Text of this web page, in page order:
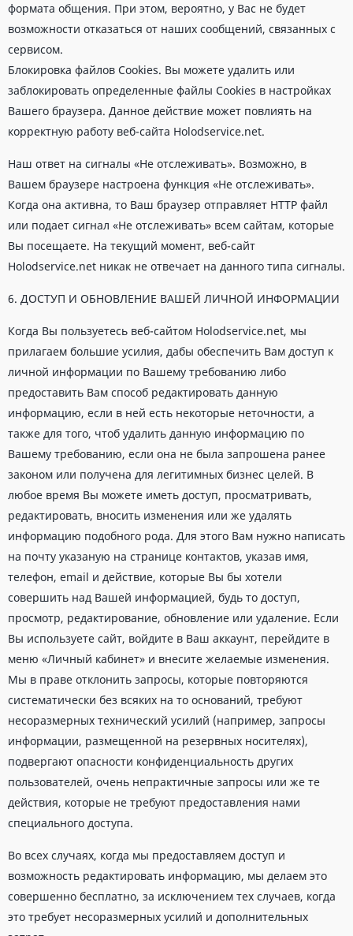
формата общения. При этом, вероятно, у Вас не будет
возможности отказаться от наших сообщений, связанных с
сервисом.
Блокировка файлов Cookies. Вы можете удалить или
заблокировать определенные файлы Cookies в настройках
Вашего браузера. Данное действие может повлиять на
корректную работу веб-сайта Holodservice.net.
Наш ответ на сигналы «Не отслеживать». Возможно, в
Вашем браузере настроена функция «Не отслеживать».
Когда она активна, то Ваш браузер отправляет HTTP файл
или подает сигнал «Не отслеживать» всем сайтам, которые
Вы посещаете. На текущий момент, веб-сайт
Holodservice.net никак не отвечает на данного типа сигналы.
6. ДОСТУП И ОБНОВЛЕНИЕ ВАШЕЙ ЛИЧНОЙ ИНФОРМАЦИИ
Когда Вы пользуетесь веб-сайтом Holodservice.net, мы
прилагаем большие усилия, дабы обеспечить Вам доступ к
личной информации по Вашему требованию либо
предоставить Вам способ редактировать данную
информацию, если в ней есть некоторые неточности, а
также для того, чтоб удалить данную информацию по
Вашему требованию, если она не была запрошена ранее
законом или получена для легитимных бизнес целей. В
любое время Вы можете иметь доступ, просматривать,
редактировать, вносить изменения или же удалять
информацию подобного рода. Для этого Вам нужно написать
на почту указаную на странице контактов, указав имя,
телефон, email и действие, которые Вы бы хотели
совершить над Вашей информацией, будь то доступ,
просмотр, редактирование, обновление или удаление. Если
Вы используете сайт, войдите в Ваш аккаунт, перейдите в
меню «Личный кабинет» и внесите желаемые изменения.
Мы в праве отклонить запросы, которые повторяются
систематически без всяких на то оснований, требуют
несоразмерных технический усилий (например, запросы
информации, размещенной на резервных носителях),
подвергают опасности конфиденциальность других
пользователей, очень непрактичные запросы или же те
действия, которые не требуют предоставления нами
специального доступа.
Во всех случаях, когда мы предоставляем доступ и
возможность редактировать информацию, мы делаем это
совершенно бесплатно, за исключением тех случаев, когда
это требует несоразмерных усилий и дополнительных